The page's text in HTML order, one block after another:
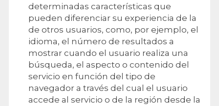
determinadas características que
pueden diferenciar su experiencia de la
de otros usuarios, como, por ejemplo, el
idioma, el número de resultados a
mostrar cuando el usuario realiza una
búsqueda, el aspecto o contenido del
servicio en función del tipo de
navegador a través del cual el usuario
accede al servicio o de la región desde la